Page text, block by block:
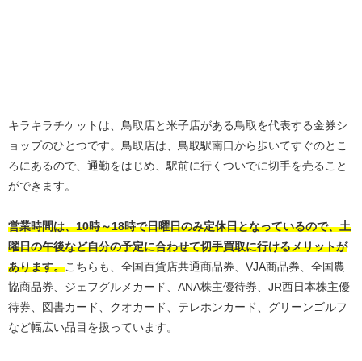
キラキラチケットは、鳥取店と米子店がある鳥取を代表する金券シ
ョップのひとつです。鳥取店は、鳥取駅南口から歩いてすぐのとこ
ろにあるので、通勤をはじめ、駅前に行くついでに切手を売ること
ができます。
営業時間は、10時～18時で日曜日のみ定休日となっているので、土
曜日の午後など自分の予定に合わせて切手買取に行けるメリットが
あります。こちらも、全国百貨店共通商品券、VJA商品券、全国農
協商品券、ジェフグルメカード、ANA株主優待券、JR西日本株主優
待券、図書カード、クオカード、テレホンカード、グリーンゴルフ
など幅広い品目を扱っています。